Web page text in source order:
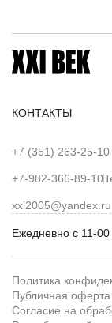
КОНТАКТЫ
+7 (351) 263-25-10
+7-982-366-89-10
xxi2005@yandex.ru
Ежедневно с 11-
Политика
Публичная оферта
Согласие на